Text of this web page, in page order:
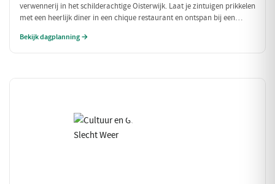
verwennerij in het schilderachtige Oisterwijk. Laat je zintuigen prikkelen
met een heerlijk diner in een chique restaurant en ontspan bij een
in de watten te leggen.
Bekijk dagplanning →